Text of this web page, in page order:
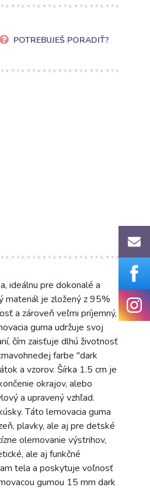
POTREBUJEŠ PORADIŤ?
ideálnu pre dokonalé a
materiál je zložený z 95%
a zároveň veľmi príjemný,
guma udržuje svoj
čím zaisťuje dlhú životnosť
farbe "dark
a vzorov. Šírka 1.5 cm je
okrajov, alebo
a upravený vzhľad.
Táto lemovacia guma
plavky, ale aj pre detské
olemovanie výstrihov,
ale aj funkčné
tela a poskytuje voľnosť
gumou 15 mm dark